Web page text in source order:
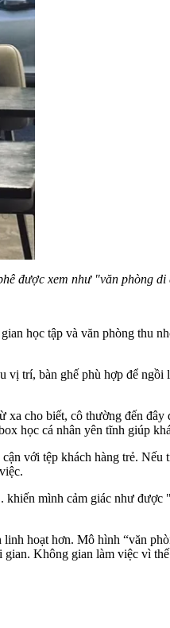
được xem như "văn phòng
học tập và văn phòng thu
trí, bàn ghế phù hợp để
cho biết, cô thường đến
học cá nhân yên tĩnh giúp
với tệp khách hàng trẻ.
mình cảm giác như
hoạt hơn. Mô hình “văn
Không gian làm việc vì